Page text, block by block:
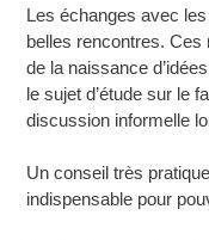
Les échanges avec
belles rencontres.
de la naissance
le sujet d’étude sur le
discussion informelle
Un conseil très
indispensable pour